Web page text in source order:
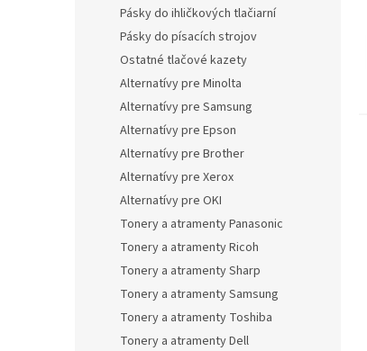
Pásky do ihličkových tlačiarní
Pásky do písacích strojov
Ostatné tlačové kazety
Alternatívy pre Minolta
Alternatívy pre Samsung
Alternatívy pre Epson
Alternatívy pre Brother
Alternatívy pre Xerox
Alternatívy pre OKI
Tonery a atramenty Panasonic
Tonery a atramenty Ricoh
Tonery a atramenty Sharp
Tonery a atramenty Samsung
Tonery a atramenty Toshiba
Tonery a atramenty Dell